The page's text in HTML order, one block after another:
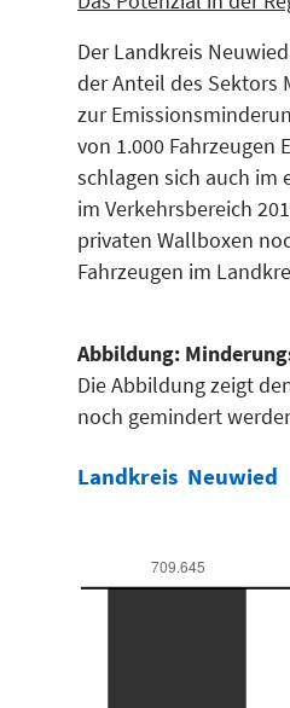
Der Landkreis
der Anteil des Sektors
zur
von 1.000
schlagen sich auch im
im Verkehrsbereich
privaten Wallboxen
Fahrzeugen im
Abbildung:
Die Abbildung zeigt
noch gemindert
Landkreis Neuwied